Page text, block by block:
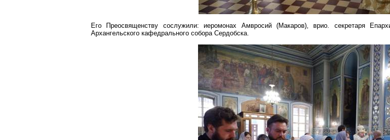
Его Преосвященству сослужили: иеромонах Амвросий (Макаров),врио. секретаря
Архангельского кафедрального собора Сердобска.